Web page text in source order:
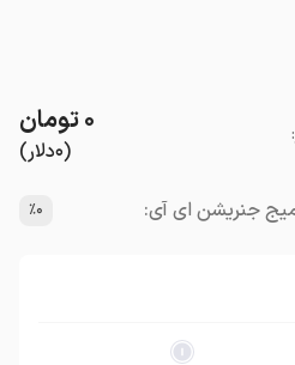
:
(۰دلار)
۰تومان
٪۰